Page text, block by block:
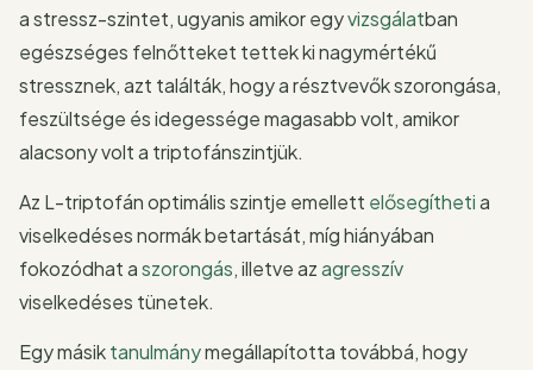
a stressz-szintet, ugyanis amikor egyvizsgálatban
egészséges felnőtteket tettek ki nagymértékű
stressznek, azt találták, hogy a résztvevők szorongása,
feszültsége és idegessége magasabb volt, amikor
alacsony volt a triptofánszintjük.
Az L-triptofán optimális szintje emellett elősegíthetia
viselkedéses normák betartását, míg hiányában
fokozódhat aszorongás, illetve azagresszív
viselkedéses tünetek.
Egy másiktanulmánymegállapította továbbá, hogy